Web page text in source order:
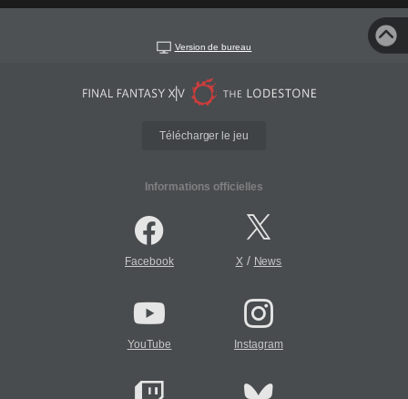
Version de bureau
Télécharger le jeu
Informations officielles
Facebook X/ News
YouTube Instagram